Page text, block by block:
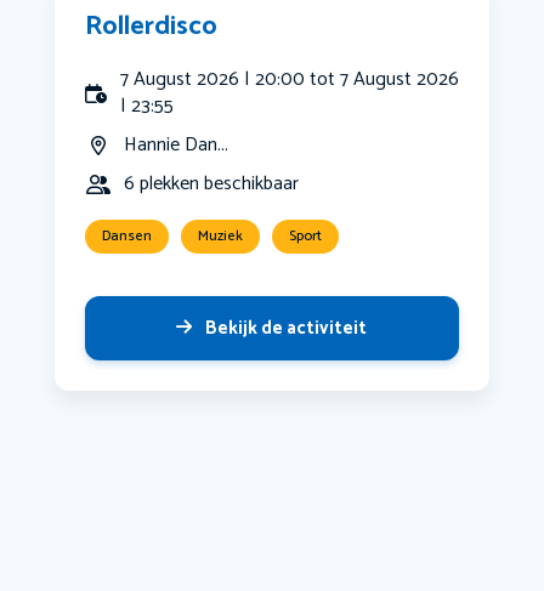
Rollerdisco
7 August 2026 | 20:00 tot 7 August 2026
| 23:55
Hannie Dan...
6 plekken beschikbaar
Dansen Muziek Sport
Bekijk de activiteit